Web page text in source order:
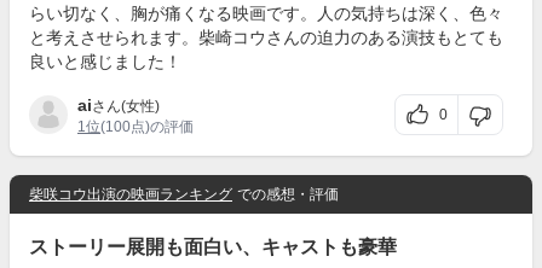
らい切なく、胸が痛くなる映画です。人の気持ちは深く、色々
と考えさせられます。柴崎コウさんの迫力のある演技もとても
良いと感じました！
aiさん(女性)
1位(100点)の評価
0
柴咲コウ出演の映画ランキング での感想・評価
ストーリー展開も面白い、キャストも豪華